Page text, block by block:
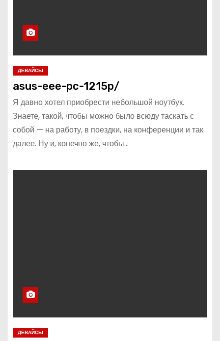
ДЕВАЙСЫ
asus-eee-pc-1215p/
Я давно хотел приобрести небольшой ноутбук.
Знаете, такой, чтобы можно было всюду таскать с
собой — на работу, в поездки, на конференции и так
далее. Ну и, конечно же, чтобы…
ДЕВАЙСЫ